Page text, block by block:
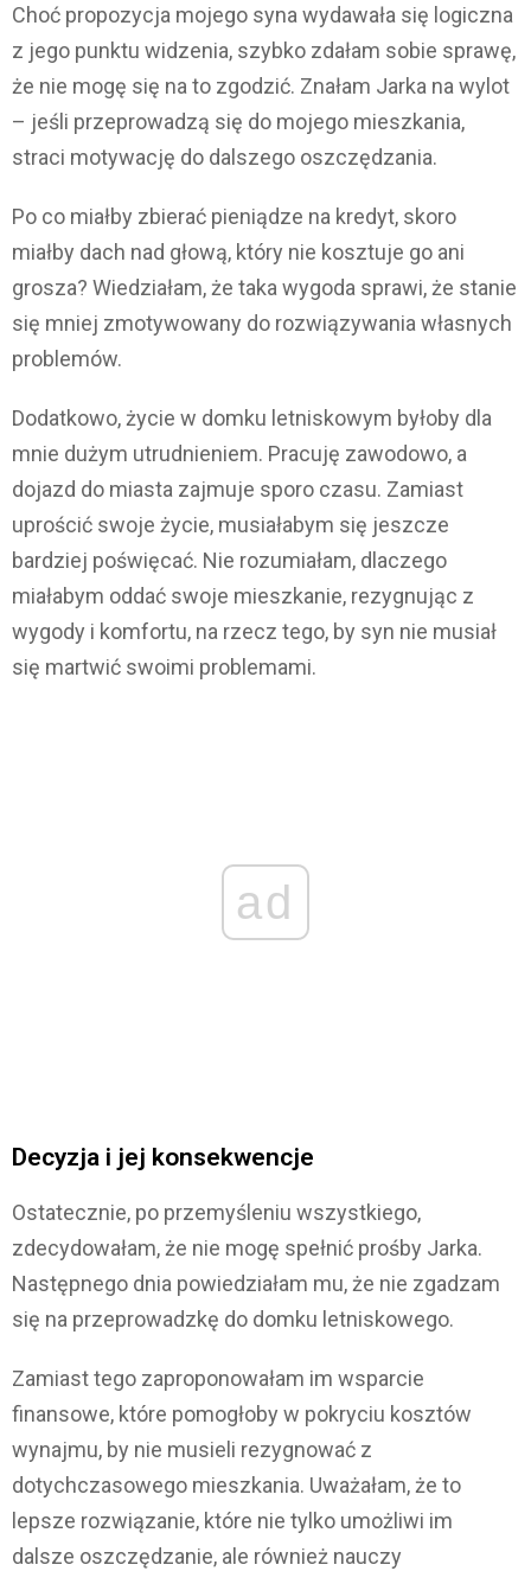
Choć propozycja mojego syna wydawała się logiczna
z jego punktu widzenia, szybko zdałam sobie sprawę,
że nie mogę się na to zgodzić. Znałam Jarka na wylot
– jeśli przeprowadzą się do mojego mieszkania,
straci motywację do dalszego oszczędzania.
Po co miałby zbierać pieniądze na kredyt, skoro
miałby dach nad głową, który nie kosztuje go ani
grosza? Wiedziałam, że taka wygoda sprawi, że stanie
się mniej zmotywowany do rozwiązywania własnych
problemów.
Dodatkowo, życie w domku letniskowym byłoby dla
mnie dużym utrudnieniem. Pracuję zawodowo, a
dojazd do miasta zajmuje sporo czasu. Zamiast
uprościć swoje życie, musiałabym się jeszcze
bardziej poświęcać. Nie rozumiałam, dlaczego
miałabym oddać swoje mieszkanie, rezygnując z
wygody i komfortu, na rzecz tego, by syn nie musiał
się martwić swoimi problemami.
ad
Decyzja i jej konsekwencje
Ostatecznie, po przemyśleniu wszystkiego,
zdecydowałam, że nie mogę spełnić prośby Jarka.
Następnego dnia powiedziałam mu, że nie zgadzam
się na przeprowadzkę do domku letniskowego.
Zamiast tego zaproponowałam im wsparcie
finansowe, które pomogłoby w pokryciu kosztów
wynajmu, by nie musieli rezygnować z
dotychczasowego mieszkania. Uważałam, że to
lepsze rozwiązanie, które nie tylko umożliwi im
dalsze oszczędzanie, ale również nauczy